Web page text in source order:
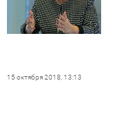
15 октября 2018, 13:13